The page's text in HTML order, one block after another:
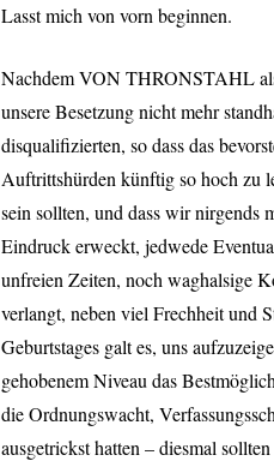
Lasst mich von vorn beginnen.
NachdemVONTHRONSTAHL
unsere Besetzung nicht mehr
disqualifizierten, so dass das
Auftrittshürden künftig so hoch zu
sein sollten, und dass wir nirgends
Eindruck erweckt, jedwede
unfreien Zeiten, noch waghalsige
verlangt, neben viel Frechheit und
Geburtstages galt es, uns
gehobenem Niveau das
die Ordnungswacht,
ausgetrickst hatten – diesmal